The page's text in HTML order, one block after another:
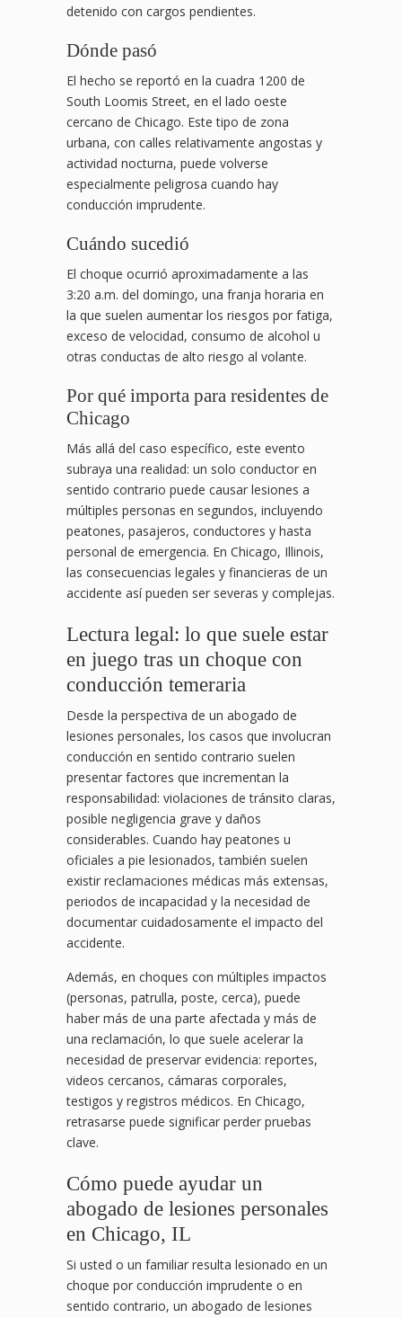
detenido con cargos pendientes.
Dónde pasó
El hecho se reportó en la cuadra 1200 de
South Loomis Street, en el lado oeste
cercano de Chicago. Este tipo de zona
urbana, con calles relativamente angostas y
actividad nocturna, puede volverse
especialmente peligrosa cuando hay
conducción imprudente.
Cuándo sucedió
El choque ocurrió aproximadamente a las
3:20 a.m. del domingo, una franja horaria en
la que suelen aumentar los riesgos por fatiga,
exceso de velocidad, consumo de alcohol u
otras conductas de alto riesgo al volante.
Por qué importa para residentes de
Chicago
Más allá del caso específico, este evento
subraya una realidad: un solo conductor en
sentido contrario puede causar lesiones a
múltiples personas en segundos, incluyendo
peatones, pasajeros, conductores y hasta
personal de emergencia. En Chicago, Illinois,
las consecuencias legales y financieras de un
accidente así pueden ser severas y complejas.
Lectura legal: lo que suele estar
en juego tras un choque con
conducción temeraria
Desde la perspectiva de un abogado de
lesiones personales, los casos que involucran
conducción en sentido contrario suelen
presentar factores que incrementan la
responsabilidad: violaciones de tránsito claras,
posible negligencia grave y daños
considerables. Cuando hay peatones u
oficiales a pie lesionados, también suelen
existir reclamaciones médicas más extensas,
periodos de incapacidad y la necesidad de
documentar cuidadosamente el impacto del
accidente.
Además, en choques con múltiples impactos
(personas, patrulla, poste, cerca), puede
haber más de una parte afectada y más de
una reclamación, lo que suele acelerar la
necesidad de preservar evidencia: reportes,
videos cercanos, cámaras corporales,
testigos y registros médicos. En Chicago,
retrasarse puede significar perder pruebas
clave.
Cómo puede ayudar un
abogado de lesiones personales
en Chicago, IL
Si usted o un familiar resulta lesionado en un
choque por conducción imprudente o en
sentido contrario, un abogado de lesiones